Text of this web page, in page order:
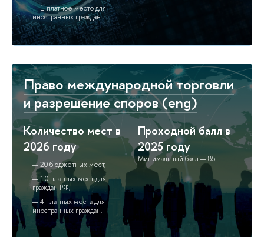
1 платное место для
иностранных граждан.
Право международной торговли
и разрешение споров (eng)
Количество мест в
2026 году
20 бюджетных мест,
10 платных мест для
граждан РФ,
4 платных места для
иностранных граждан.
Проходной балл в
2025 году
Минимальный балл — 85